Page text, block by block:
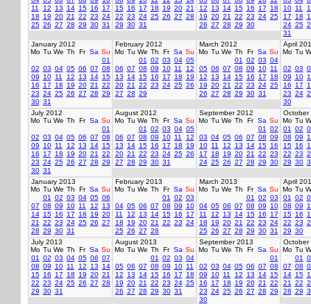
11
12 13 14 15 16
17
18
19 20 21 22 23 24
25 26 27 28 29 30 31
15 16 17 18 19 20 21
22 23 24 25 26 27 28
29 30 31
12
13 14 15 16 17
18
19 20 21 22 23 24 25
26 27 28 29 30
10 11
17
18
24 25
31
January 2012
Mo Tu We Th Fr Sa Su
01
02 03 04 05 06 07 08
09
10 11 12 13 14 15
16
17 18 19 20 21
22
23 24 25 26 27 28 29
30 31
February 2012
Mo Tu We Th Fr Sa Su
01
02 03 04 05
06 07 08 09 10 11
12
13
14 15 16 17 18
19
20 21 22 23 24 25 26
27 28 29
March 2012
Mo Tu We Th Fr Sa Su
01
02 03 04
05 06 07 08 09 10 11
12
13 14 15 16 17
18
19 20 21 22 23 24 25
26 27 28 29 30 31
April
Mo Tu
02 03
09
10
16
17
23 24
30
July 2012
Mo Tu We Th Fr Sa Su
01
02 03 04 05 06 07 08
09
10 11 12 13 14 15
16
17 18 19 20 21
22
23 24 25 26 27 28 29
30 31
August 2012
Mo Tu We Th Fr Sa Su
01
02 03 04 05
06 07 08 09 10 11
12
13
14 15 16 17 18
19
20 21 22 23 24 25 26
27 28 29 30 31
September 2012
Mo Tu We Th Fr Sa Su
01
02
03 04 05 06 07 08 09
10 11 12 13 14 15 16
17
18 19 20 21 22 23
24 25 26 27 28 29 30
October
Mo Tu
01
02
08 09
15 16
22 23
29 30
January 2013
Mo Tu We Th Fr Sa Su
01
02 03 04 05 06
07 08 09 10 11 12
13
14 15 16 17 18 19 20
21
22 23 24 25 26 27
28 29 30 31
February 2013
Mo Tu We Th Fr Sa Su
01
02 03
04 05 06 07 08 09
10
11
12 13 14 15 16
17
18
19 20 21 22 23 24
25 26 27 28
March 2013
Mo Tu We Th Fr Sa Su
01
02 03
04 05 06 07 08 09
10
11
12 13 14 15 16
17
18
19 20 21 22 23 24
25 26 27 28 29 30 31
April
Mo Tu
01
02
08 09
15 16
22 23
29 30
July 2013
Mo Tu We Th Fr Sa Su
01
02 03 04 05 06 07
08 09 10 11 12 13
14
15 16 17 18 19 20 21
22 23 24 25 26 27 28
29 30 31
August 2013
Mo Tu We Th Fr Sa Su
01
02 03 04
05 06 07 08 09 10 11
12
13 14 15 16 17
18
19 20 21 22 23 24 25
26 27 28 29 30 31
September 2013
Mo Tu We Th Fr Sa Su
01
02 03 04 05 06 07 08
09
10 11 12 13 14 15
16
17 18 19 20 21
22
23 24 25 26 27 28 29
30
October
Mo Tu
01
07 08
14 15
21
22
28 29